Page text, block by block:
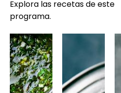
Explora las recetas de este
programa.